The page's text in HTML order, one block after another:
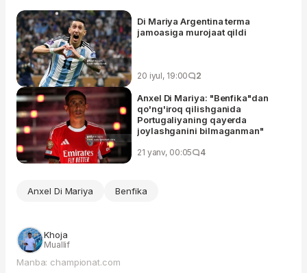
Di Mariya Argentina terma
jamoasiga murojaat qildi
20 iyul, 19:00 2
Anxel Di Mariya: "Benfika"dan
qo'ng'iroq qilishganida
Portugaliyaning qayerda
joylashganini bilmaganman"
21 yanv, 00:05 4
Anxel Di Mariya Benfika
Khoja
Muallif
Manba: championat.com